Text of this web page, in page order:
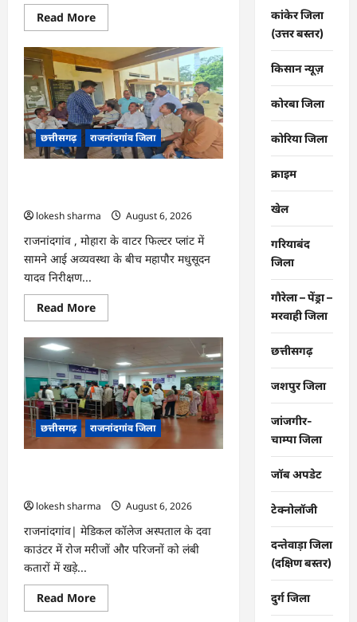
Read MoreRead
more
राजनांदगांव
:
107
करोड़
बकाया,
प्री-
पेड
व्यवस्था
में
3
माह
कंपनी…
छत्तीसगढ़ राजनांदगांव जिला
lokesh sharma
August 6, 2026
राजनांदगांव , मोहारा के वाटर फिल्टर प्लांट में
सामने आई अव्यवस्था के बीच महापौर मधुसूदन
यादव निरीक्षण...
Read MoreRead
more
राजनांदगांव
महापौर
ने
फिल्टर
प्लांट
संचालक
से
कहा-
व्यवस्था
दुरुस्त
छत्तीसगढ़ राजनांदगांव जिला
lokesh sharma
August 6, 2026
राजनांदगांव| मेडिकल कॉलेज अस्पताल के दवा
काउंटर में रोज मरीजों और परिजनों को लंबी
कतारों में खड़े...
Read MoreRead
more
कांकेर जिला
(उत्तर बस्तर)
किसान न्यूज़
कोरबा जिला
कोरिया जिला
क्राइम
खेल
गरियाबंद
जिला
गौरेला – पेंड्रा –
मरवाही जिला
छत्तीसगढ़
जशपुर जिला
जांजगीर-
चाम्पा जिला
जॉब अपडेट
टेक्नोलॉजी
दन्तेवाड़ा जिला
(दक्षिण बस्तर)
दुर्ग जिला